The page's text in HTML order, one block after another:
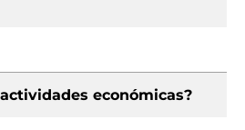
económicas?